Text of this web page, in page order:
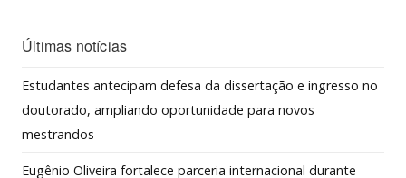
Últimas notícias
Estudantes antecipam defesa da dissertação e ingresso no
doutorado, ampliando oportunidade para novos
mestrandos
Eugênio Oliveira fortalece parceria internacional durante